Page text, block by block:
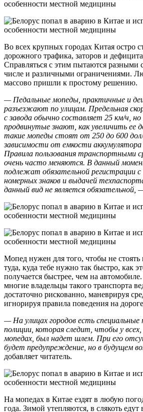
Во всех крупных городах Китая остро
дорожного трафика, заторов и
Справляться с этим пытаются разными
числе и различными ограничениями.
массово пришли к простому решению.
— Педальные мопеды, практичные и
разъезжают по улицам. Предельная
с завода обычно составляет 25 км/ч,
продвинутые знают, как увеличить ее
такие мопеды стоят от 250 до 600
зависимости от емкости аккумулятора
Правила пользования транспортными
очень часто меняются. В данный
подлежат обязательной регистрации с
номерных знаков и выдачей
данный вид не является обязательной,
Мопед нужен для того, чтобы не стоять
туда, куда тебе нужно так быстро, как
получается быстрее, чем на
многие владельцы такого транспорта
достаточно рискованно, маневрируя
игнорируя правила поведения на
— На улицах городов есть
полиции, которая следит, чтобы у
мопедах, был надет шлем. При его
будет предупреждение, но в будущем
добавляет читатель.
На мопедах в Китае ездят в любую
года. Зимой утепляются, в слякоть